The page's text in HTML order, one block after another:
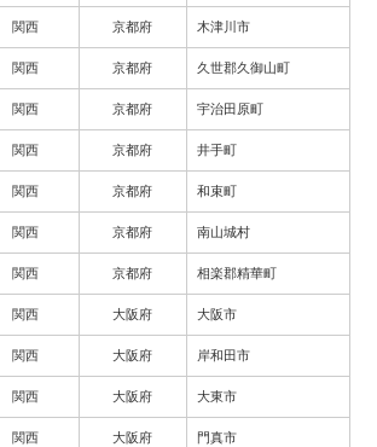
関西 京都府 木津川市
関西 京都府 久世郡久御山町
関西 京都府 宇治田原町
関西 京都府 井手町
関西 京都府 和束町
関西 京都府 南山城村
関西 京都府 相楽郡精華町
関西 大阪府 大阪市
関西 大阪府 岸和田市
関西 大阪府 大東市
関西 大阪府 門真市